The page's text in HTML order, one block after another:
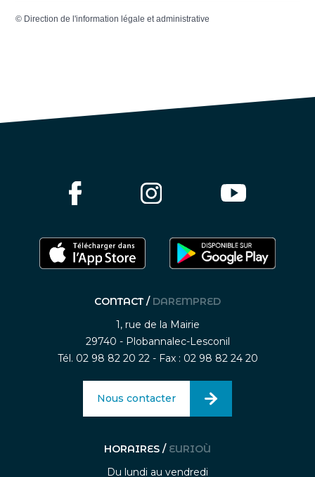
© Direction de l'information légale et administrative
CONTACT / DAREMPRED
1, rue de la Mairie
29740 - Plobannalec-Lesconil
Tél. 02 98 82 20 22 - Fax : 02 98 82 24 20
Nous contacter
HORAIRES / EURIOÙ
Du lundi au vendredi